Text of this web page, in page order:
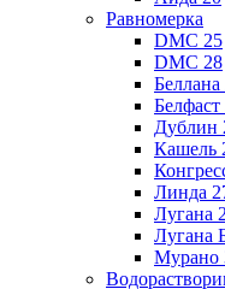
Равномерка
DMC 25
DMC 28
Беллана
Белфаст
Дублин
Кашель
Линда
Лугана
Лугана
Мурано